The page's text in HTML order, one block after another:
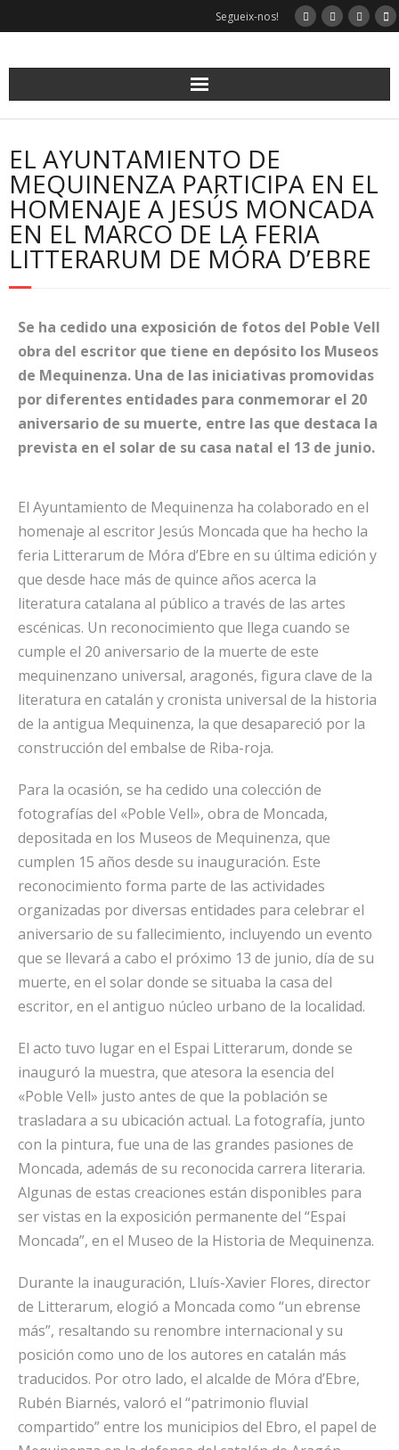
Segueix-nos!
EL AYUNTAMIENTO DE
MEQUINENZA PARTICIPA EN EL
HOMENAJE A JESÚS MONCADA
EN EL MARCO DE LA FERIA
LITTERARUM DE MÓRA D’EBRE
Se ha cedido una exposición de fotos del Poble Vell
obra del escritor que tiene en depósito los Museos
de Mequinenza. Una de las iniciativas promovidas
por diferentes entidades para conmemorar el 20
aniversario de su muerte, entre las que destaca la
prevista en el solar de su casa natal el 13 de junio.
El Ayuntamiento de Mequinenza ha colaborado en el
homenaje al escritor Jesús Moncada que ha hecho la
feria Litterarum de Móra d’Ebre en su última edición y
que desde hace más de quince años acerca la
literatura catalana al público a través de las artes
escénicas. Un reconocimiento que llega cuando se
cumple el 20 aniversario de la muerte de este
mequinenzano universal, aragonés, figura clave de la
literatura en catalán y cronista universal de la historia
de la antigua Mequinenza, la que desapareció por la
construcción del embalse de Riba-roja.
Para la ocasión, se ha cedido una colección de
fotografías del «Poble Vell», obra de Moncada,
depositada en los Museos de Mequinenza, que
cumplen 15 años desde su inauguración. Este
reconocimiento forma parte de las actividades
organizadas por diversas entidades para celebrar el
aniversario de su fallecimiento, incluyendo un evento
que se llevará a cabo el próximo 13 de junio, día de su
muerte, en el solar donde se situaba la casa del
escritor, en el antiguo núcleo urbano de la localidad.
El acto tuvo lugar en el Espai Litterarum, donde se
inauguró la muestra, que atesora la esencia del
«Poble Vell» justo antes de que la población se
trasladara a su ubicación actual. La fotografía, junto
con la pintura, fue una de las grandes pasiones de
Moncada, además de su reconocida carrera literaria.
Algunas de estas creaciones están disponibles para
ser vistas en la exposición permanente del “Espai
Moncada”, en el Museo de la Historia de Mequinenza.
Durante la inauguración, Lluís-Xavier Flores, director
de Litterarum, elogió a Moncada como “un ebrense
más”, resaltando su renombre internacional y su
posición como uno de los autores en catalán más
traducidos. Por otro lado, el alcalde de Móra d’Ebre,
Rubén Biarnés, valoró el “patrimonio fluvial
compartido” entre los municipios del Ebro, el papel de